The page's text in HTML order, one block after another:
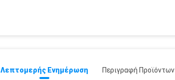
Λεπτομερής Ενημέρωση Περιγραφή Προϊόντων